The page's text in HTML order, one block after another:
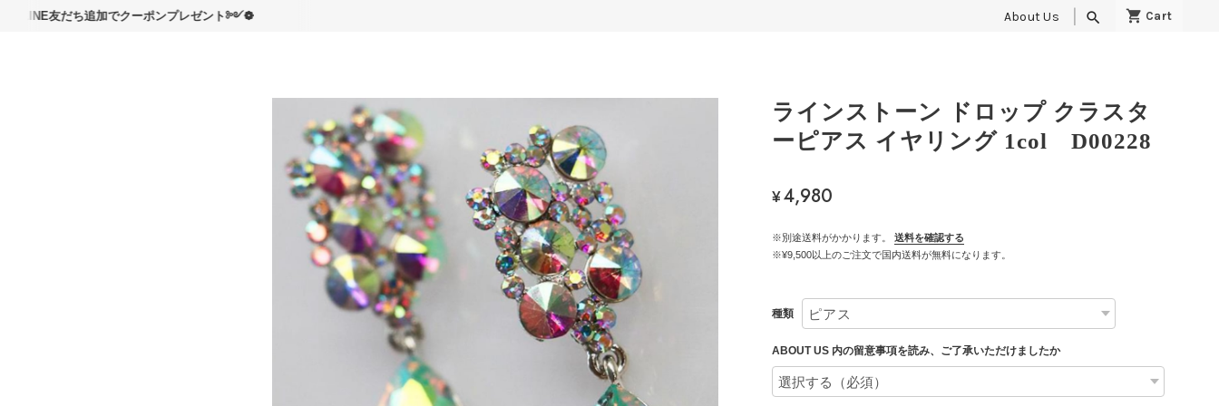
ち追加でクーポンプレゼント༻❁ About Us search
ラインストーン ドロップ クラスタ
ーピアス イヤリング 1col D00228
¥4,980
※別途送料がかかります。
送料を確認する
※¥9,500以上のご注文で国内送料が無料になります。
種類
ABOUT US 内の留意事項を読み、ご了承いただけましたか